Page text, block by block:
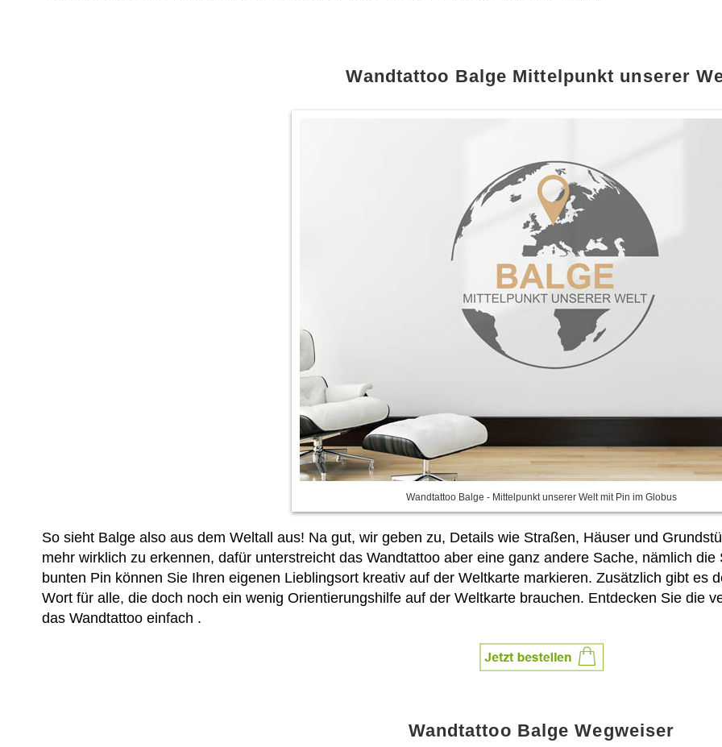
Wandtattoo Balge Mittelpunkt unserer
Wandtattoo Balge - Mittelpunkt unserer Welt mit Pin im Globus
So sieht Balge also aus dem Weltall aus! Na gut, wir geben zu, Details wie Straßen, Häuser und
mehr wirklich zu erkennen, dafür unterstreicht das Wandtattoo aber eine ganz andere Sache, nämlich
bunten Pin können Sie Ihren eigenen Lieblingsort kreativ auf der Weltkarte markieren. Zusätzlich gibt es
Wort für alle, die doch noch ein wenig Orientierungshilfe auf der Weltkarte brauchen. Entdecken Sie die
das Wandtattoo einfach .
Wandtattoo Balge Wegweiser